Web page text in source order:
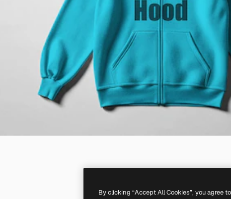
By clicking “Accept All Cookies”, you agree